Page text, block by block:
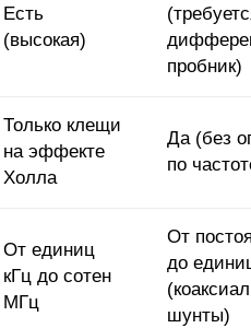
Есть
(высокая)
пробник)
Только клещи
на эффекте
Холла
Да (без
по
От единиц
кГц до сотен
МГц
От
до
шунты)